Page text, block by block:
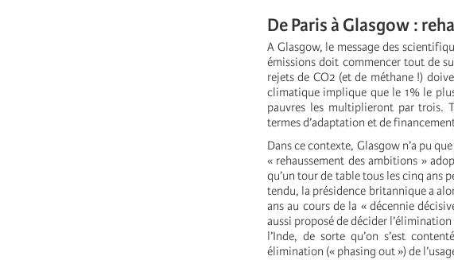
De Paris à Glasgow :
A Glasgow, le message des
émissions doit commencer tout de
rejets de CO2 (et de méthane !)
climatique implique que le 1% le
pauvres les multiplieront par trois.
termes d’adaptation et de
Dans ce contexte, Glasgow n’a pu
« rehaussement des ambitions »
qu’un tour de table tous les cinq ans
tendu, la présidence britannique a
ans au cours de la « décennie
aussi proposé de décider
l’Inde, de sorte qu’on s’est
élimination (« phasing out ») de